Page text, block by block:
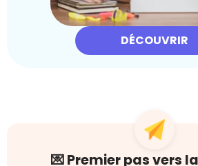
DÉCOUVRIR
💌 Premier pas vers